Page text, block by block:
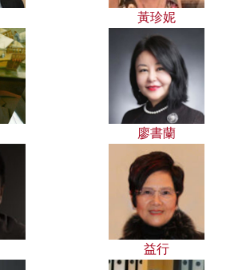
黃珍妮
廖書蘭
益行